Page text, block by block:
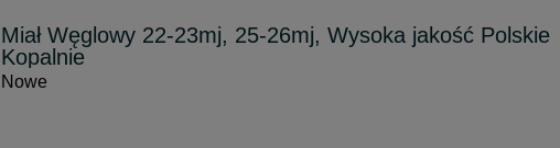
Miał Węglowy 22-23mj, 25-26mj, Wysoka jakość Polskie
Kopalnie
Nowe